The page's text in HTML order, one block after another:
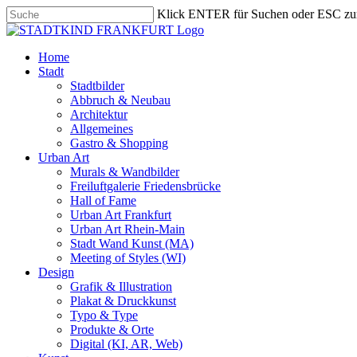
Skip
to
content
Klick ENTER für Suchen oder ESC
Close
search
Menu
Home
Stadt
Stadtbilder
Abbruch & Neubau
Architektur
Allgemeines
Gastro & Shopping
Urban Art
Murals & Wandbilder
Freiluftgalerie Friedensbrücke
Hall of Fame
Urban Art Frankfurt
Urban Art Rhein-Main
Stadt Wand Kunst (MA)
Meeting of Styles (WI)
Design
Grafik & Illustration
Plakat & Druckkunst
Typo & Type
Produkte & Orte
Digital (KI, AR, Web)